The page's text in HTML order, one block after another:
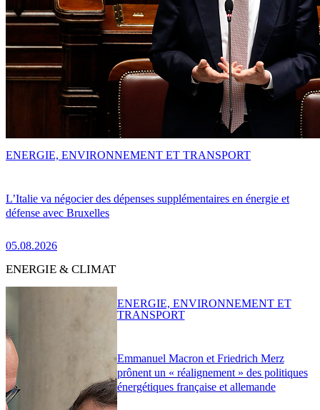
L’Italie va négocier des dépenses supplémentaires en énergie et
défense avec Bruxelles
05.08.2026
ENERGIE, ENVIRONNEMENT ET TRANSPORT
ENERGIE & CLIMAT
Emmanuel Macron et Friedrich Merz
prônent un « réalignement » des politiques
énergétiques française et allemande
ENERGIE, ENVIRONNEMENT ET
TRANSPORT